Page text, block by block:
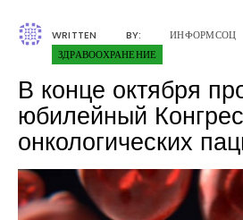
WRITTEN BY:ИНФОРМСОЦ
ЗДРАВООХРАНЕНИЕ
В конце октября
юбилейный
онкологических